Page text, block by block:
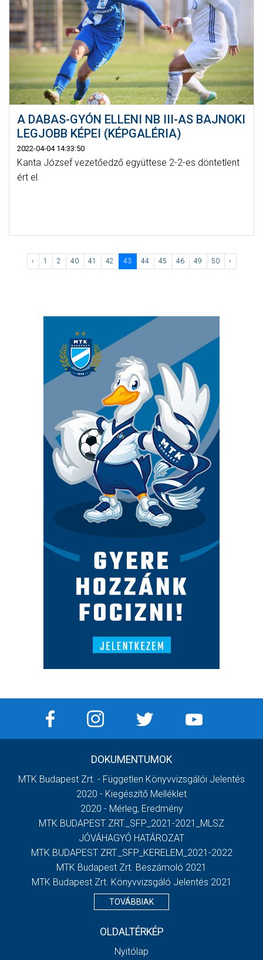
A DABAS-GYÓN ELLENI NB III-AS BAJNOKI
LEGJOBB KÉPEI (KÉPGALÉRIA)
2022-04-04 14:33:50
Kanta József vezetőedző együttese 2-2-es döntetlent
ért el.
‹ 1 2 40 41 42 43 44 45 46 49 50 ›
DOKUMENTUMOK
MTK Budapest Zrt. - Független Könyvvizsgálói Jelentés
2020 - Kiegészítő Melléklet
2020 - Mérleg, Eredmény
MTK BUDAPEST ZRT._SFP_2021-2021_MLSZ
JÓVÁHAGYÓ HATÁROZAT
MTK BUDAPEST ZRT._SFP_KERELEM_2021-2022
MTK Budapest Zrt. Beszámoló 2021
MTK Budapest Zrt. Könyvvizsgáló Jelentés 2021
TOVÁBBIAK
OLDALTÉRKÉP
Nyitólap